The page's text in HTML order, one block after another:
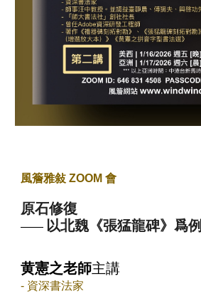
風簷雅敍 ZOOM 會
原石修復
—— 以北魏《張猛龍碑》爲例
黄憲之老師主講
- 資深書法家